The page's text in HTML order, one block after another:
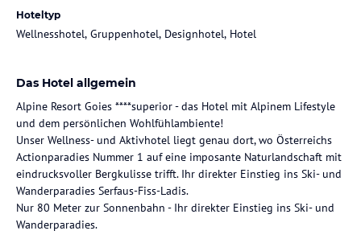
Hoteltyp
Wellnesshotel, Gruppenhotel, Designhotel, Hotel
Das Hotel allgemein
Alpine Resort Goies ****superior - das Hotel mit Alpinem Lifestyle
und dem persönlichen Wohlfühlambiente!
Unser Wellness- und Aktivhotel liegt genau dort, wo Österreichs
Actionparadies Nummer 1 auf eine imposante Naturlandschaft mit
eindrucksvoller Bergkulisse trifft. Ihr direkter Einstieg ins Ski- und
Wanderparadies Serfaus-Fiss-Ladis.
Nur 80 Meter zur Sonnenbahn - Ihr direkter Einstieg ins Ski- und
Wanderparadies.